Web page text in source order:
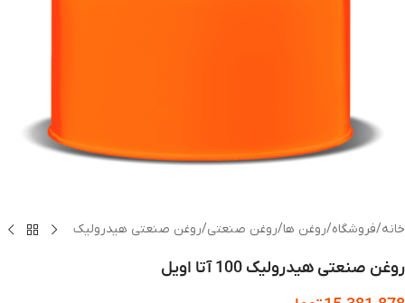
خانه/فروشگاه/روغن ها/روغن صنعتی/روغن صنعتی هیدرولیک
روغن صنعتی هیدرولیک 100 آتا اویل